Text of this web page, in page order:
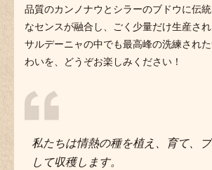
品質のカンノナウとシラーのブドウに伝
なセンスが融合し、ごく少量だけ生産され
サルデーニャの中でも最高峰の洗練され
わいを、どうぞお楽しみください！
私たちは情熱の種を植え、育て、
して収穫します。